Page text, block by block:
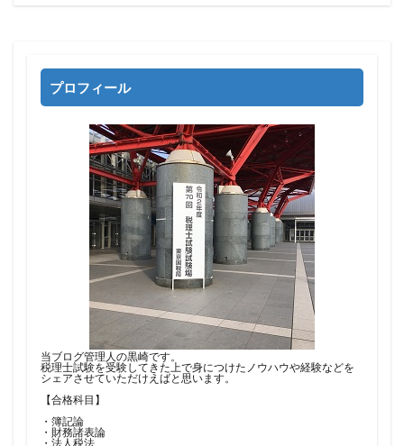
プロフィール
当ブログ管理人の黒崎です。
税理士試験を受験してきた上で身につけたノウハウや経験などを
シェアさせていただけえばと思います。
【合格科目】
・簿記論
・財務諸表論
・法人税法